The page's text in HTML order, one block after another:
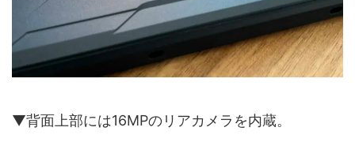
▼背面上部には16MPのリアカメラを内蔵。